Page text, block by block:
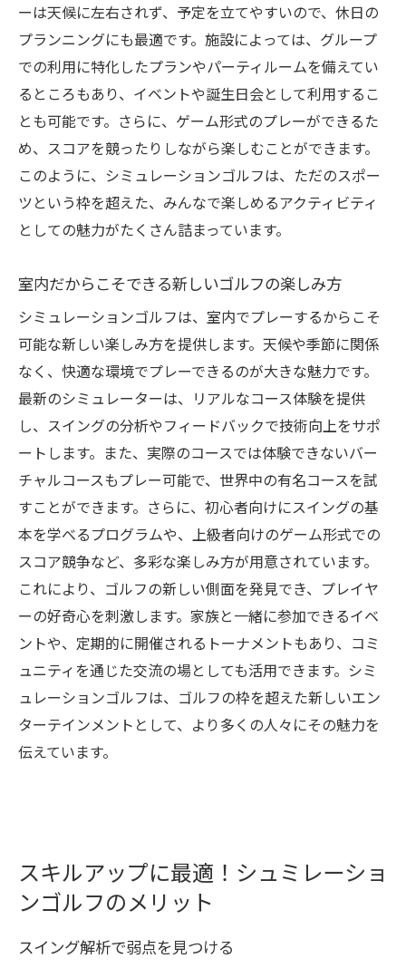
ーは天候に左右されず、予定を立てやすいので、休日の
プランニングにも最適です。施設によっては、グループ
での利用に特化したプランやパーティルームを備えてい
るところもあり、イベントや誕生日会として利用するこ
とも可能です。さらに、ゲーム形式のプレーができるた
め、スコアを競ったりしながら楽しむことができます。
このように、シミュレーションゴルフは、ただのスポー
ツという枠を超えた、みんなで楽しめるアクティビティ
としての魅力がたくさん詰まっています。
室内だからこそできる新しいゴルフの楽しみ方
シミュレーションゴルフは、室内でプレーするからこそ
可能な新しい楽しみ方を提供します。天候や季節に関係
なく、快適な環境でプレーできるのが大きな魅力です。
最新のシミュレーターは、リアルなコース体験を提供
し、スイングの分析やフィードバックで技術向上をサポ
ートします。また、実際のコースでは体験できないバー
チャルコースもプレー可能で、世界中の有名コースを試
すことができます。さらに、初心者向けにスイングの基
本を学べるプログラムや、上級者向けのゲーム形式での
スコア競争など、多彩な楽しみ方が用意されています。
これにより、ゴルフの新しい側面を発見でき、プレイヤ
ーの好奇心を刺激します。家族と一緒に参加できるイベ
ントや、定期的に開催されるトーナメントもあり、コミ
ュニティを通じた交流の場としても活用できます。シミ
ュレーションゴルフは、ゴルフの枠を超えた新しいエン
ターテインメントとして、より多くの人々にその魅力を
伝えています。
スキルアップに最適！シュミレーショ
ンゴルフのメリット
スイング解析で弱点を見つける